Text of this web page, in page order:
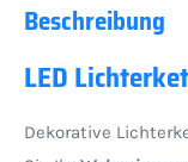
Beschreibung
LED
Dekorative